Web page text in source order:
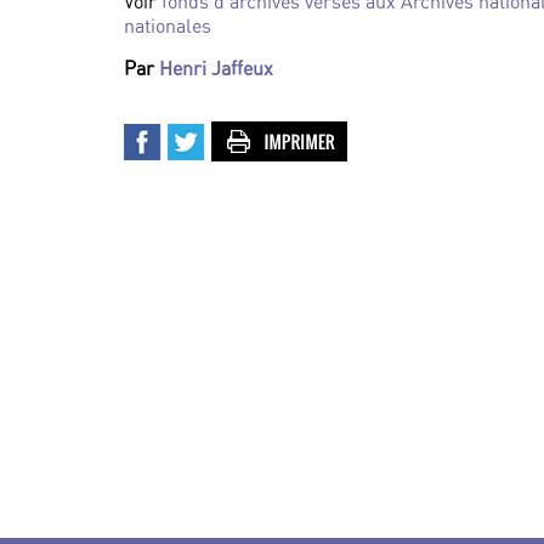
nationales
Par Henri Jaffeux